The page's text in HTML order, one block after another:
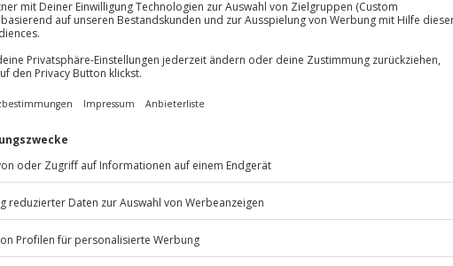
beim Italienischen
an den Stiefel im
lernst du bei einem Aperitif
die
in die Pfanne. Es duftet
Ravioli mit der Spinat-Ricotta
die Verkostung losgehen. Es
in Italien!
dir das Urlaubsfeeling auf den